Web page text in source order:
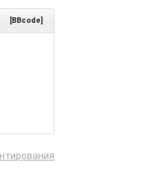
[BBcode]